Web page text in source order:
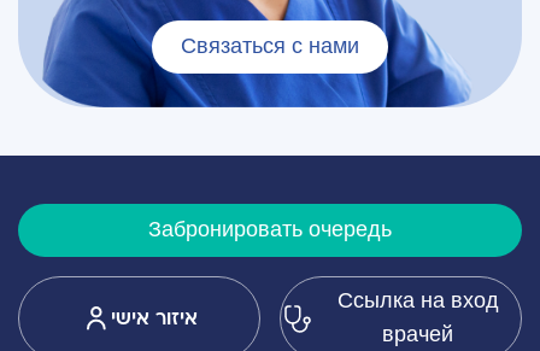
Связаться с нами
Забронировать очередь
איזור אישי
Ссылка на вход
врачей